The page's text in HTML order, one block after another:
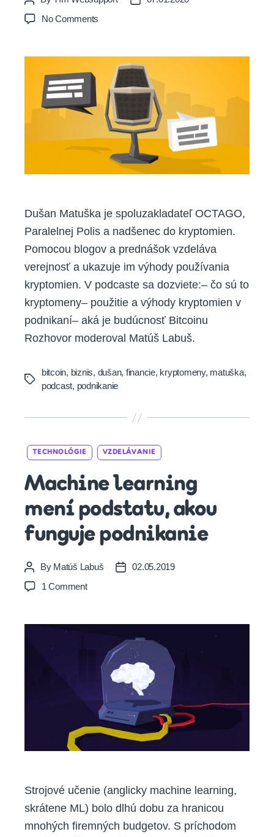
author
No Comments
dá
Bitcoin
použiť
vo
vašom
podnikaní?
Dušan Matuška je spoluzakladateľ OCTAGO,
Paralelnej Polis a nadšenec do kryptomien.
Pomocou blogov a prednášok vzdeláva
verejnosť a ukazuje im výhody používania
kryptomien. V podcaste sa dozviete:– čo sú to
kryptomeny– použitie a výhody kryptomien v
podnikaní– aká je budúcnosť Bitcoinu
Rozhovor moderoval Matúš Labuš.
Tags
bitcoin, biznis, dušan, financie, kryptomeny, matuška,
podcast, podnikanie
Categories
TECHNOLÓGIE VZDELÁVANIE
Machine learning
mení podstatu, akou
funguje podnikanie
Post
author
By Matúš Labuš
Post02.05.2019
1 Commenton
mení
podstatu,
funguje
podnikanie
Strojové učenie (anglicky machine learning,
skrátene ML) bolo dlhú dobu za hranicou
mnohých firemných budgetov. S príchodom